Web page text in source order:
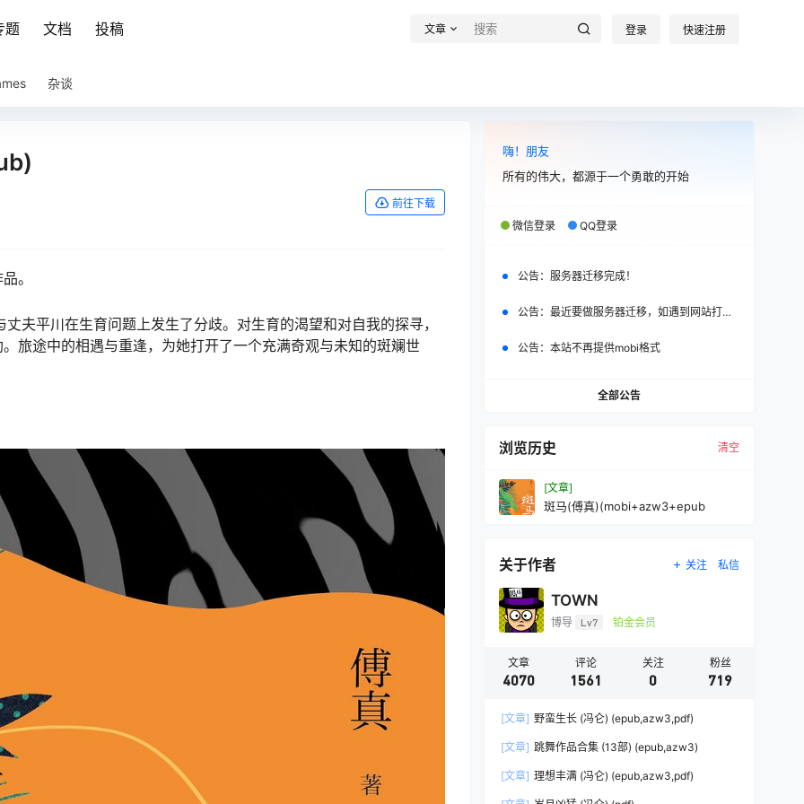
题 文档 投稿 文章 登录 快速注册
杂谈
前往下载
。
夫平川在生育问题上发生了分歧。对生育的渴望和对自我的探寻，
旅途中的相遇与重逢，为她打开了一个充满奇观与未知的斑斓世
嗨！朋友
所有的伟大，都源于一个勇敢的开始
微信登录 QQ登录
公告： 服务器迁移完成！
公告： 最近要做服务器迁移，如遇到网站打不开，请改日再试。
公告： 本站不再提供mobi格式
全部公告
浏览历史 清空
[文章]
斑马(傅真)(mobi+azw3+epub
关于作者 关注 私信
TOWN
博导 Lv7 铂金会员
文章
4070
评论
1561
关注
0
粉丝
719
[文章] 野蛮生长 (冯仑) (epub,azw3,pdf)
[文章] 跳舞作品合集 (13部) (epub,azw3)
[文章] 理想丰满 (冯仑) (epub,azw3,pdf)